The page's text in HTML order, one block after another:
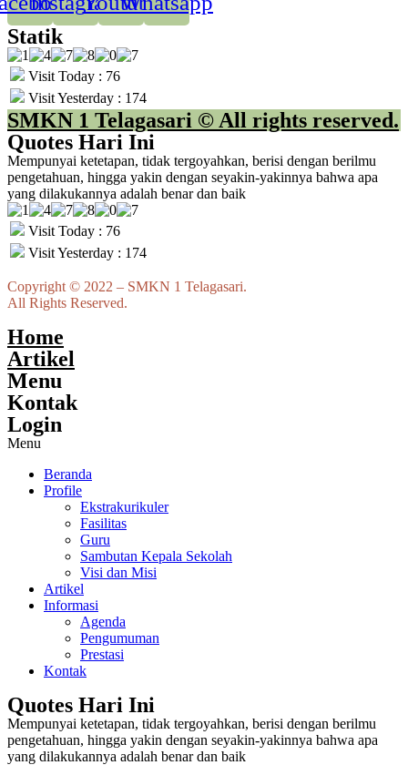
Statik
Visit Today : 76
Visit Yesterday : 174
SMKN 1 Telagasari © All rights reserved.
Quotes Hari Ini
Mempunyai ketetapan, tidak tergoyahkan, berisi dengan berilmu
pengetahuan, hingga yakin dengan seyakin-yakinnya bahwa apa
yang dilakukannya adalah benar dan baik
Visit Today : 76
Visit Yesterday : 174
Copyright © 2022 – SMKN 1 Telagasari.
All Rights Reserved.
Home
Artikel
Menu
Kontak
Login
Menu
Beranda
Profile
Ekstrakurikuler
Fasilitas
Guru
Sambutan Kepala Sekolah
Visi dan Misi
Artikel
Informasi
Agenda
Pengumuman
Prestasi
Kontak
Quotes Hari Ini
Mempunyai ketetapan, tidak tergoyahkan, berisi dengan berilmu
pengetahuan, hingga yakin dengan seyakin-yakinnya bahwa apa
yang dilakukannya adalah benar dan baik